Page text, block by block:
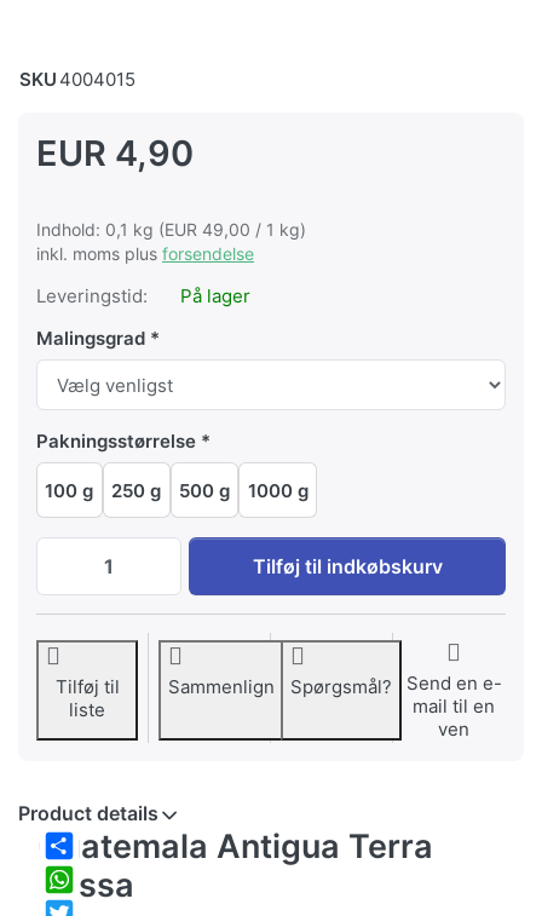
SKU 4004015
EUR 4,90
Indhold: 0,1 kg (EUR 49,00 / 1 kg)
inkl. moms plus forsendelse
Leveringstid:
På lager
Malingsgrad
Pakningsstørrelse
100 g 250 g 500 g 1000 g
Guatemala Antigua Terra Rossa til EUR
Tilføj til indkøbskurv
Tilføj til
liste
Sammenlign Spørgsmål?
Send en e-
mail til en
ven
Share
WhatsApp
Product details
Guatemala Antigua Terra
Rossa